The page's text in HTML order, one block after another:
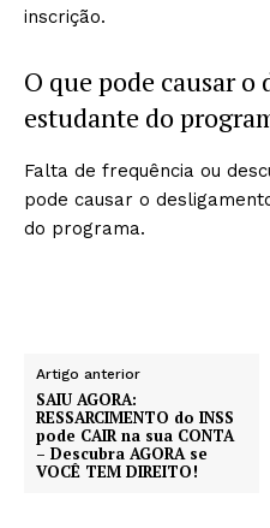
inscrição.
O que pode causar
estudante do
Falta de frequência ou
pode causar o
do programa.
Artigo anterior
SAIU AGORA:
RESSARCIMENTO do INSS
pode CAIR na sua CONTA
– Descubra AGORA se
VOCÊ TEM DIREITO!